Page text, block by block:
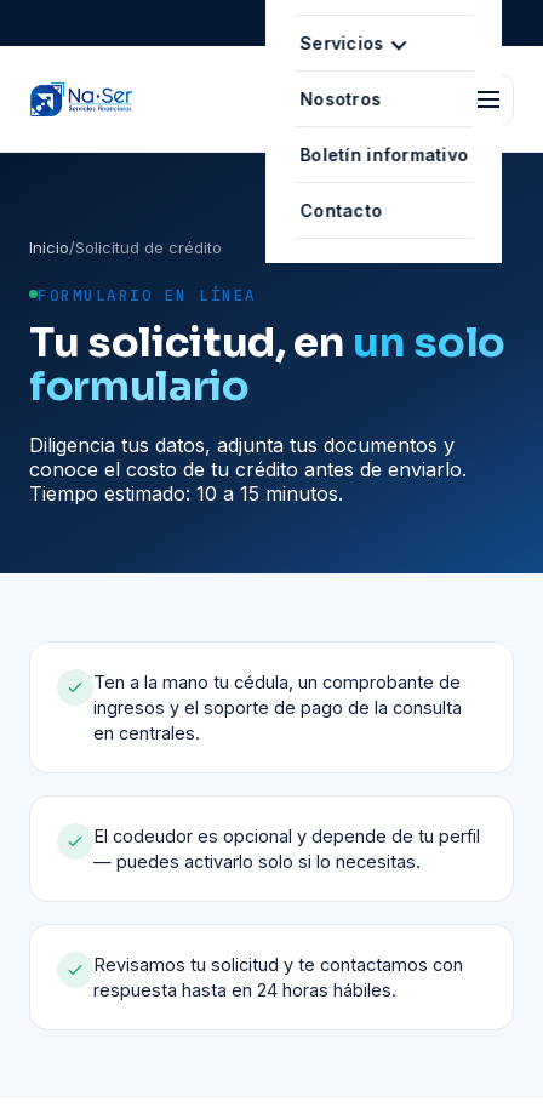
Servicios
Nosotros
Boletín informativo
Contacto
Inicio/Solicitud de crédito
FORMULARIO EN LÍNEA
Tu solicitud, en un solo
formulario
Diligencia tus datos, adjunta tus documentos y
conoce el costo de tu crédito antes de enviarlo.
Tiempo estimado: 10 a 15 minutos.
Ten a la mano tu cédula, un comprobante de
ingresos y el soporte de pago de la consulta
en centrales.
El codeudor es opcional y depende de tu perfil
— puedes activarlo solo si lo necesitas.
Revisamos tu solicitud y te contactamos con
respuesta hasta en 24 horas hábiles.